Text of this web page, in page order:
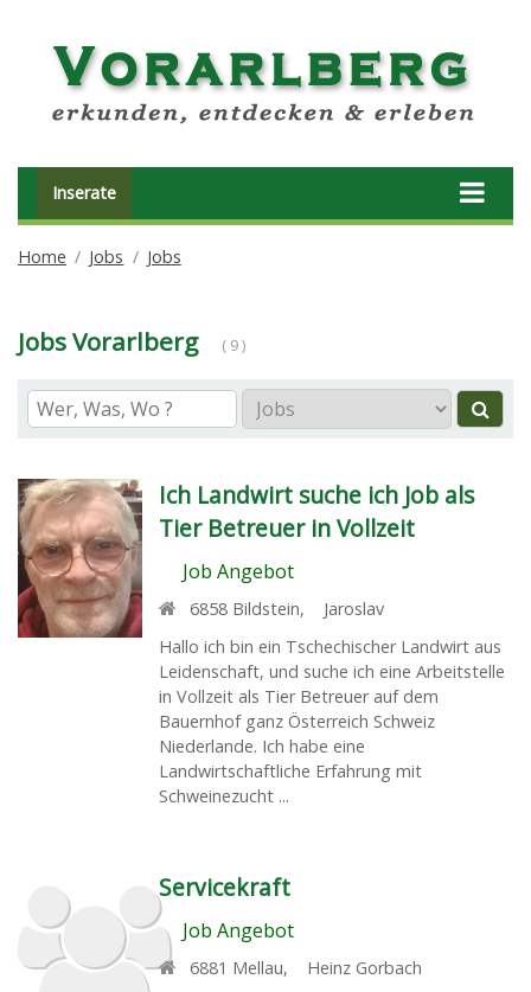
Inserate
Home Jobs Jobs
Jobs Vorarlberg ( 9 )
Ich Landwirt suche ich Job als
Tier Betreuer in Vollzeit
Job Angebot
6858 Bildstein,
Jaroslav
Hallo ich bin ein Tschechischer Landwirt aus
Leidenschaft, und suche ich eine Arbeitstelle
in Vollzeit als Tier Betreuer auf dem
Bauernhof ganz Österreich Schweiz
Niederlande. Ich habe eine
Landwirtschaftliche Erfahrung mit
Schweinezucht ...
Servicekraft
Job Angebot
6881 Mellau,
Heinz Gorbach